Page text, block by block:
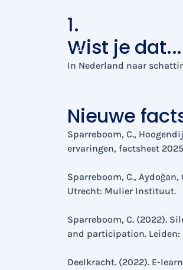
1.
Wist je dat...
In Nederland naar
Nieuwe
Sparreboom, C.,
ervaringen, factsheet
Sparreboom, C.,
Utrecht: Mulier Instituut.
Sparreboom, C. (2022).
and participation. Leiden:
Deelkracht. (2022). E-